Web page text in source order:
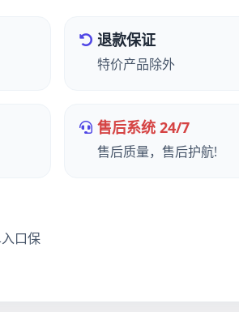
退款保证
特价产品除外
售后系统 24/7
售后质量，售后护航!
口保